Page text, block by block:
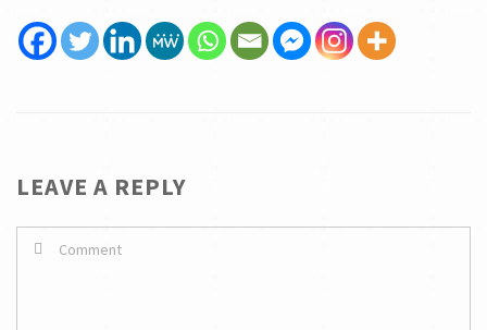
LEAVE A REPLY